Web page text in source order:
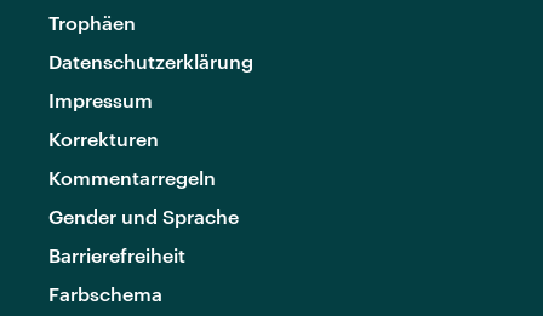
Trophäen
Datenschutzerklärung
Impressum
Korrekturen
Kommentarregeln
Gender und Sprache
Barrierefreiheit
Farbschema